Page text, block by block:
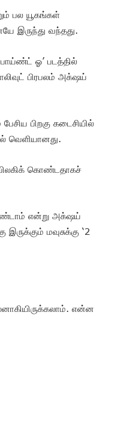
பல யூகங்கள்
இருந்து வந்தது.
பாய்ண்ட் ஓ’ படத்தில்
பிரபலம் அக்‌ஷய்
பிறகு கடைசியில்
வெளியானது.
கொண்டதாகச்
என்று அக்‌ஷய்
மவுசுக்கு ‘2
என்ன